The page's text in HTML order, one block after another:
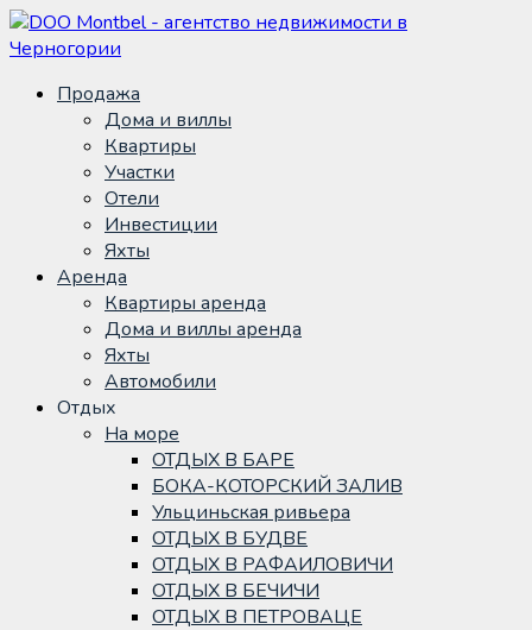
Продажа
Дома и виллы
Квартиры
Участки
Отели
Инвестиции
Яхты
Аренда
Квартиры аренда
Дома и виллы аренда
Яхты
Автомобили
Отдых
На море
ОТДЫХ В БАРЕ
БОКА-КОТОРСКИЙ ЗАЛИВ
Ульциньская ривьера
ОТДЫХ В БУДВЕ
ОТДЫХ В РАФАИЛОВИЧИ
ОТДЫХ В БЕЧИЧИ
ОТДЫХ В ПЕТРОВАЦЕ